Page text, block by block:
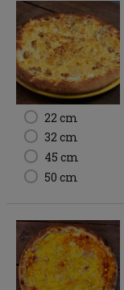
22 cm
32 cm
45 cm
50 cm